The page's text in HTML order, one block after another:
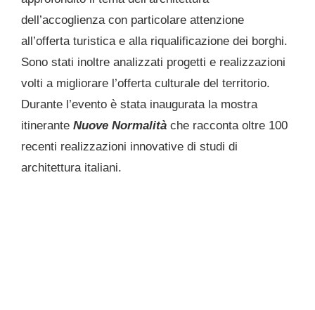
dell’accoglienza con particolare attenzione
all’offerta turistica e alla riqualificazione dei borghi.
Sono stati inoltre analizzati progetti e realizzazioni
volti a migliorare l’offerta culturale del territorio.
Durante l’evento è stata inaugurata la mostra
itinerante Nuove Normalità che racconta oltre 100
recenti realizzazioni innovative di studi di
architettura italiani.